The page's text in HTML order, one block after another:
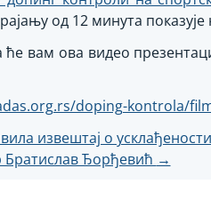
од 12 минута
вам ова видео
doping-kontrola/
извештај о
Ђорђевић →